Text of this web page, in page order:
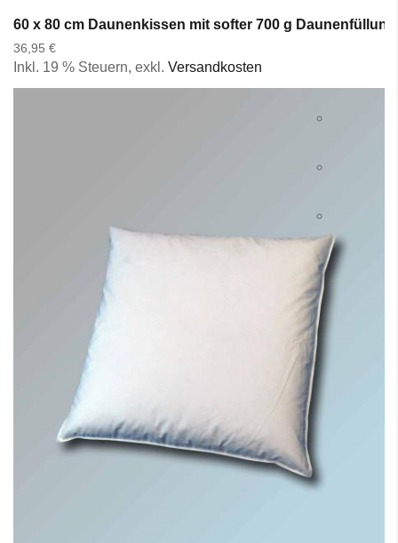
60 x 80 cm Daunenkissen mit softer 700 g
36,95 €
Inkl. 19 % Steuern, exkl. Versandkosten